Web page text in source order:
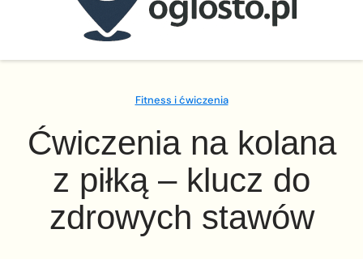
Fitness i ćwiczenia
Ćwiczenia na kolana
z piłką – klucz do
zdrowych stawów